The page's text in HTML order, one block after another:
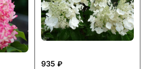
935 ₽